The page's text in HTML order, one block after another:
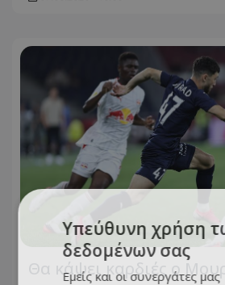
Θα κάψει καρδιές ο
Υπεύθυνη χρήση
δεδομένων σας
Εμείς και οι συνεργάτες μας